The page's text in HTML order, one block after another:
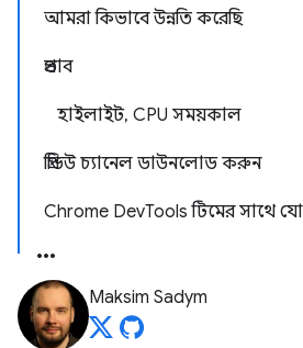
আমরা কিভাবে উন্নতি করেছি
প্রভাব
হাইলাইট, CPU সময়কাল
প্রিভিউ চ্যানেল ডাউনলোড করুন
Chrome DevTools টিমের সাথে
Maksim Sadym